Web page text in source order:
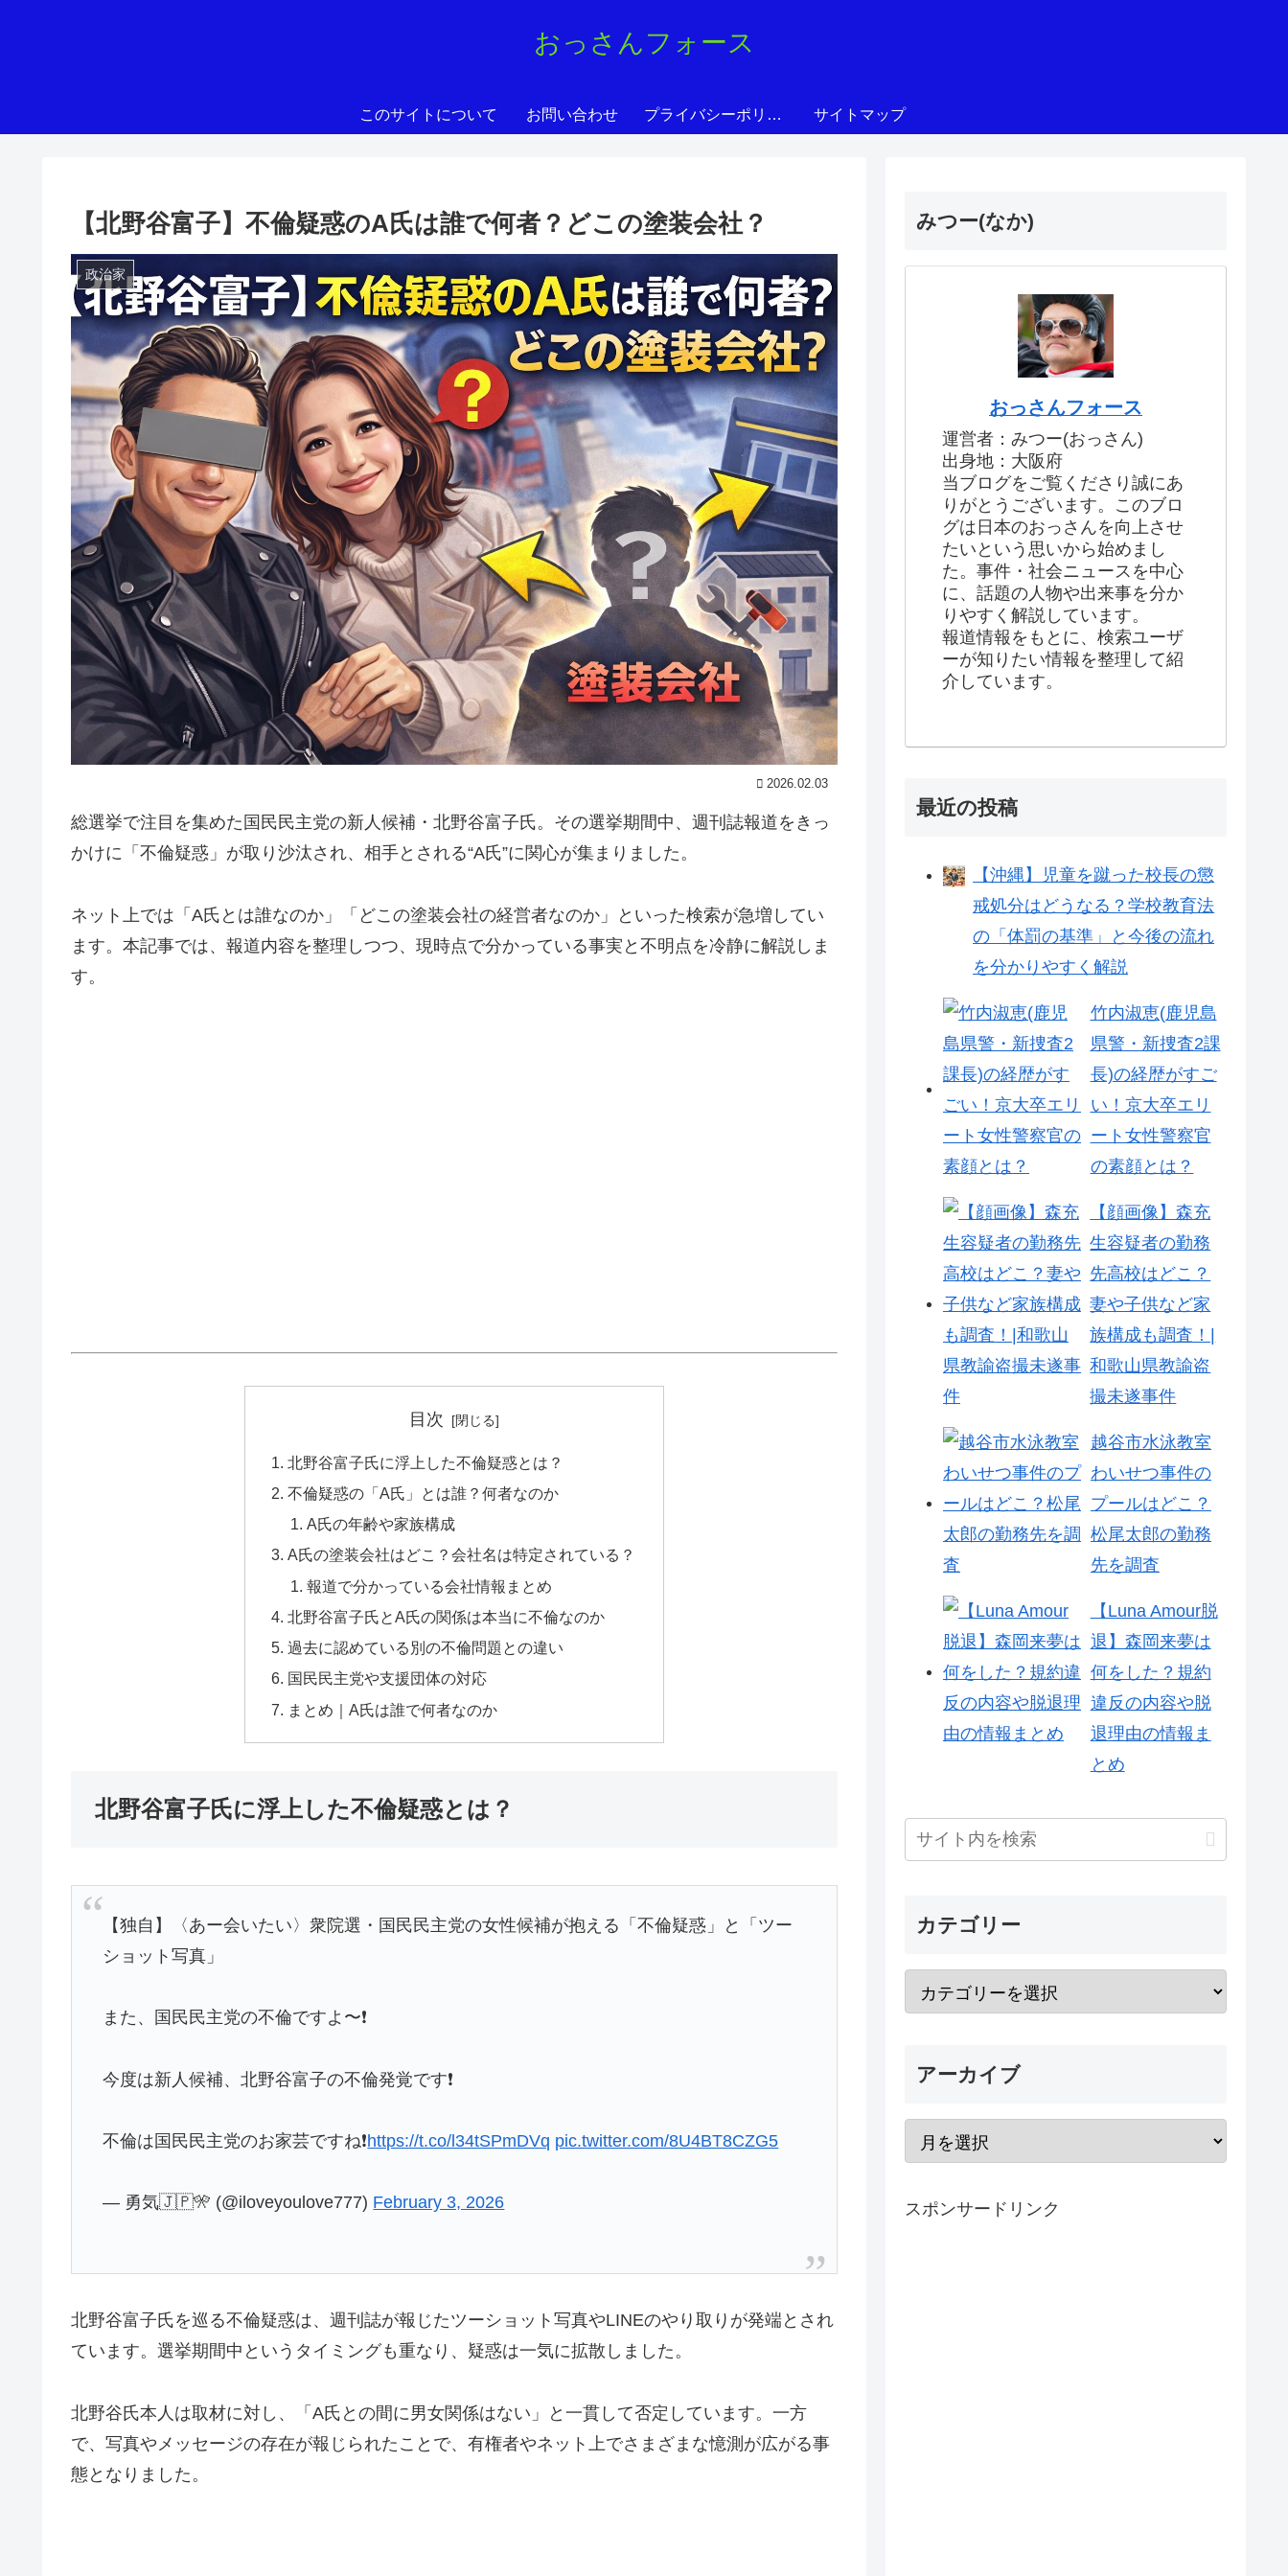
おっさんフォース
このサイトについて お問い合わせ プライバシーポリシー サイトマップ
【北野谷富子】不倫疑惑のA氏は誰で何者？どこの塗装会社？
政治家
2026.02.03
総選挙で注目を集めた国民民主党の新人候補・北野谷富子氏。その選挙期間中、週刊誌報道をきっ
かけに「不倫疑惑」が取り沙汰され、相手とされる“A氏”に関心が集まりました。
ネット上では「A氏とは誰なのか」「どこの塗装会社の経営者なのか」といった検索が急増してい
ます。本記事では、報道内容を整理しつつ、現時点で分かっている事実と不明点を冷静に解説しま
す。
目次
北野谷富子氏に浮上した不倫疑惑とは？
不倫疑惑の「A氏」とは誰？何者なのか
A氏の年齢や家族構成
A氏の塗装会社はどこ？会社名は特定されている？
報道で分かっている会社情報まとめ
北野谷富子氏とA氏の関係は本当に不倫なのか
過去に認めている別の不倫問題との違い
国民民主党や支援団体の対応
まとめ｜A氏は誰で何者なのか
北野谷富子氏に浮上した不倫疑惑とは？
【独自】〈あー会いたい〉衆院選・国民民主党の女性候補が抱える「不倫疑惑」と「ツー
ショット写真」
また、国民民主党の不倫ですよ〜❗️
今度は新人候補、北野谷富子の不倫発覚です❗️
不倫は国民民主党のお家芸ですね❗️https://t.co/l34tSPmDVq pic.twitter.com/8U4BT8CZG5
— 勇気🇯🇵🎌 (@iloveyoulove777) February 3, 2026
北野谷富子氏を巡る不倫疑惑は、週刊誌が報じたツーショット写真やLINEのやり取りが発端とされ
ています。選挙期間中というタイミングも重なり、疑惑は一気に拡散しました。
北野谷氏本人は取材に対し、「A氏との間に男女関係はない」と一貫して否定しています。一方
で、写真やメッセージの存在が報じられたことで、有権者やネット上でさまざまな憶測が広がる事
態となりました。
みつー(なか)
おっさんフォース
運営者：みつー(おっさん)
出身地：大阪府
当ブログをご覧くださり誠にあ
りがとうございます。このブロ
グは日本のおっさんを向上させ
たいという思いから始めまし
た。事件・社会ニュースを中心
に、話題の人物や出来事を分か
りやすく解説しています。
報道情報をもとに、検索ユーザ
ーが知りたい情報を整理して紹
介しています。
最近の投稿
【沖縄】児童を蹴った校長の懲
戒処分はどうなる？学校教育法
の「体罰の基準」と今後の流れ
を分かりやすく解説
竹内淑恵(鹿児島
県警・新捜査2課
長)の経歴がすご
い！京大卒エリ
ート女性警察官
の素顔とは？
【顔画像】森充
生容疑者の勤務
先高校はどこ？
妻や子供など家
族構成も調査！|
和歌山県教諭盗
撮未遂事件
越谷市水泳教室
わいせつ事件の
プールはどこ？
松尾太郎の勤務
先を調査
【Luna Amour脱
退】森岡来夢は
何をした？規約
違反の内容や脱
退理由の情報ま
とめ
カテゴリー
アーカイブ
スポンサードリンク